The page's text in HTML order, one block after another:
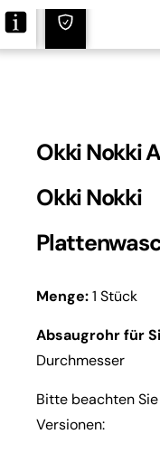
Okki Nokki
Okki Nokki
Menge:1 Stück
Absaugrohr für
Durchmesser
Bitte beachten
Versionen: